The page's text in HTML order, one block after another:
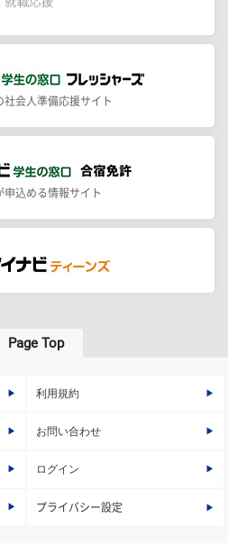
社会人準備応援サイト
申込める情報サイト
Page Top
利用規約
お問い合わせ
ログイン
プライバシー設定